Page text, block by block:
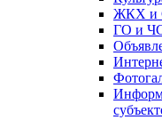
ЖКХ и
ГО и